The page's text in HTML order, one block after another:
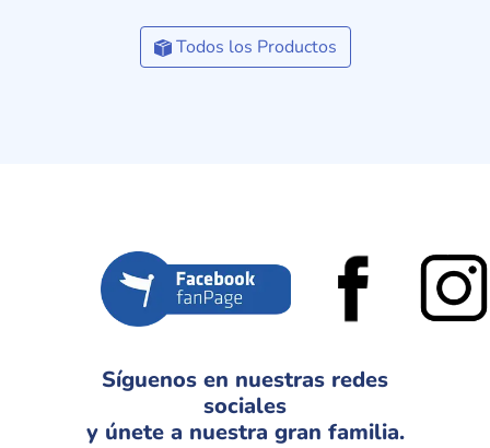
Todos los Productos
Síguenos en nuestras redes
sociales
y únete a nuestra gran familia.